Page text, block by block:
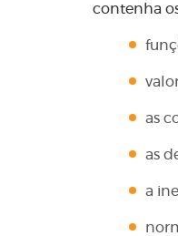
contenha
as
as
a